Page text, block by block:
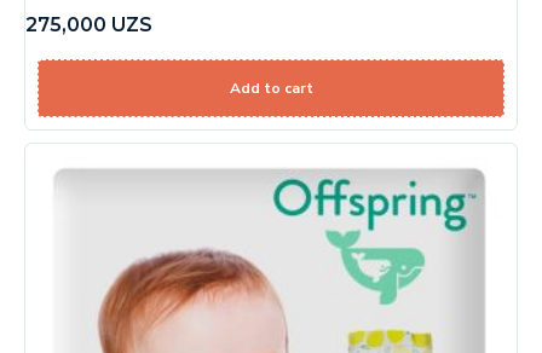
275,000 UZS
Add to cart